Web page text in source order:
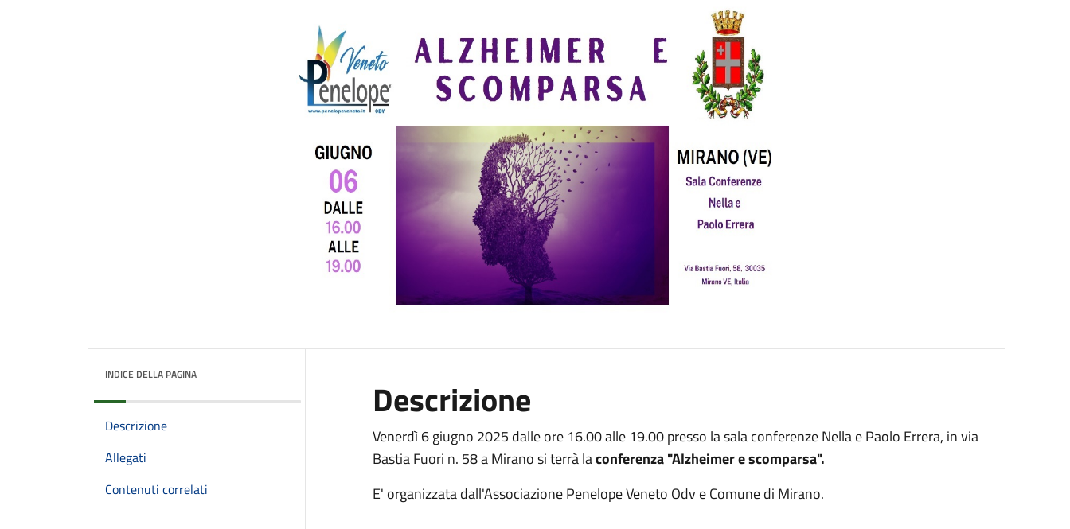
INDICE DELLA PAGINA
Descrizione
Allegati
Contenuti correlati
Descrizione
Venerdì 6 giugno 2025 dalle ore 16.00 alle 19.00 presso la sala conferenze Nella e Paolo Errera, in via
Bastia Fuori n. 58 a Mirano si terrà laconferenza "Alzheimer e scomparsa".
E' organizzata dall'Associazione Penelope Veneto Odv e Comune di Mirano.